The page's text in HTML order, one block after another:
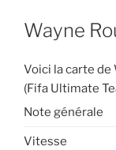
Wayne
Voici la carte de
(Fifa Ultimate
Note générale
Vitesse